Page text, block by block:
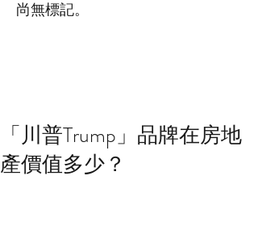
尚無標記。
「川普Trump」品牌在房地
產價值多少？